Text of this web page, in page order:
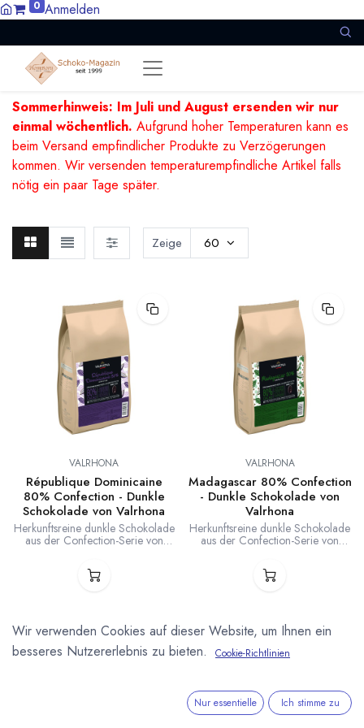
0 Anmelden
Sommerhinweis: Im Juli und August ersenden wir nur
einmal wöchentlich. Aufgrund hoher Temperaturen kann es
beim Versand empfindlicher Produkte zu Verzögerungen
kommen. Wir versenden temperaturempfindliche Artikel falls
nötig ein paar Tage später.
Zeige 60
VALRHONA
République Dominicaine
80% Confection - Dunkle
Schokolade von Valrhona
Herkunftsreine dunkle Schokolade
aus der Confection-Serie von
20 % Zucker. Speziell für
République Dominicaiine:
säuerliche Noten und noten reifer
Früchte.
VALRHONA
Madagascar 80% Confection
- Dunkle Schokolade von
Valrhona
Herkunftsreine dunkle Schokolade
aus der Confection-Serie von
20 % Zucker. Speziell für
Madagascar: säuerliche Noten von
roten Beeren und leichte
Bitternote.
Wir verwenden Cookies auf dieser Website, um Ihnen ein
besseres Nutzererlebnis zu bieten.
Cookie-Richtlinien
Nur essentielle Ich stimme zu